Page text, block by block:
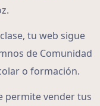
tu web sigue
de Comunidad
o formación.
permite vender tus